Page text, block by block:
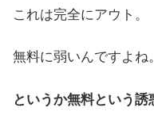
これは完全にアウト。
無料に弱いんですよね
というか無料という誘